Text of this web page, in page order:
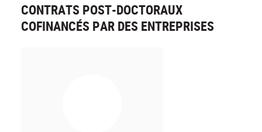
CONTRATS POST-DOCTORAUX
COFINANCÉS PAR DES ENTREPRISES